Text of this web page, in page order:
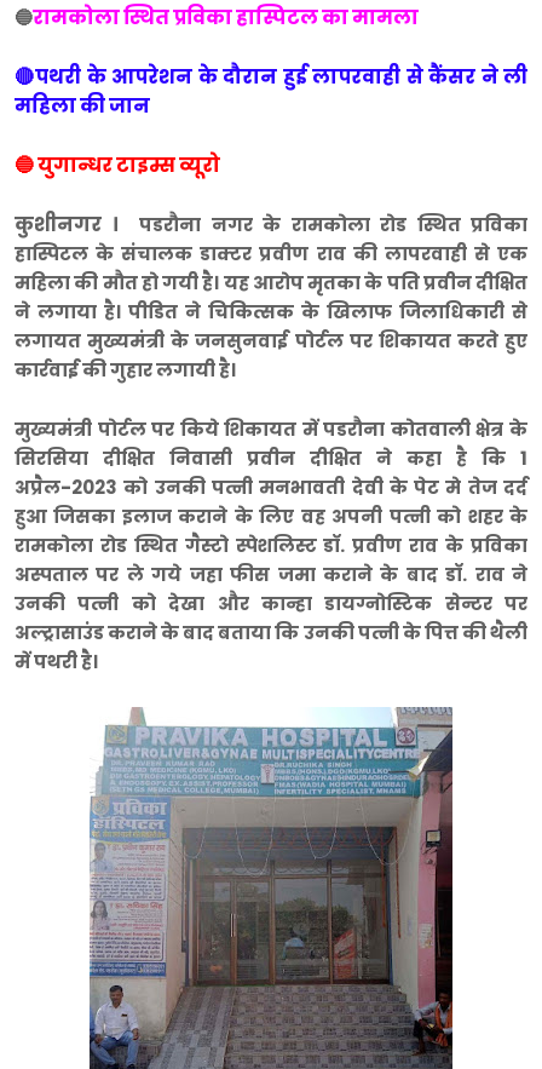
🔵रामकोला स्थित प्रविका हास्पिटल का मामला
🔴पथरी के आपरेशन के दौरान हुई लापरवाही से कैंसर ने ली
महिला की जान
🔵 युगान्धर टाइम्स व्यूरो
कुशीनगर ।
पडरौना नगर के रामकोला रोड स्थित प्रविका
हास्पिटल के संचालक डाक्टर प्रवीण राव की लापरवाही से एक
महिला की मौत हो गयी है। यह आरोप मृतका के पति प्रवीन दीक्षित
ने लगाया है। पीडित ने चिकित्सक के खिलाफ जिलाधिकारी से
लगायत मुख्यमंत्री के जनसुनवाई पोर्टल पर शिकायत करते हुए
कार्रवाई की गुहार लगायी है।
मुख्यमंत्री पोर्टल पर किये शिकायत में पडरौना कोतवाली क्षेत्र के
सिरसिया दीक्षित निवासी प्रवीन दीक्षित ने कहा है कि 1
अप्रैल-2023 को उनकी पत्नी मनभावती देवी के पेट मे तेज दर्द
हुआ जिसका इलाज कराने के लिए वह अपनी पत्नी को शहर के
रामकोला रोड स्थित गैस्टो स्पेशलिस्ट डाॅ. प्रवीण राव के प्रविका
अस्पताल पर ले गये जहा फीस जमा कराने के बाद डाॅ. राव ने
उनकी पत्नी को देखा और कान्हा डायग्नोस्टिक सेन्टर पर
अल्ट्रासाउंड कराने के बाद बताया कि उनकी पत्नी के पित्त की थैली
में पथरी है।